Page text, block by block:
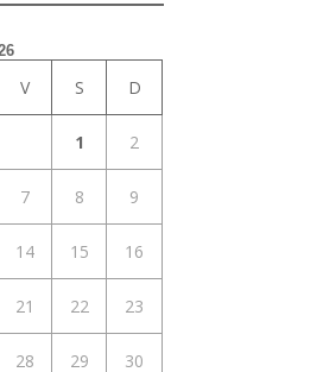
V S D
1 2
7 8 9
14 15 16
21 22 23
28 29 30